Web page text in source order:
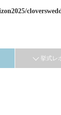
挙式レ